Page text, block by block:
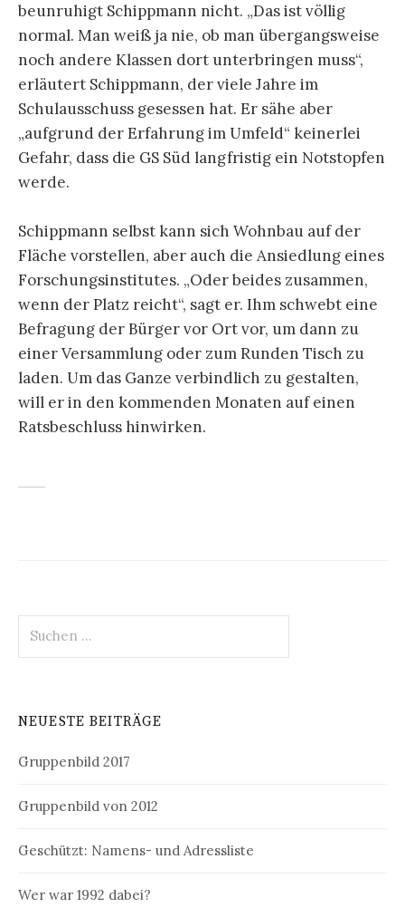
beunruhigt Schippmann nicht. „Das ist völlig
normal. Man weiß ja nie, ob man übergangsweise
noch andere Klassen dort unterbringen muss“,
erläutert Schippmann, der viele Jahre im
Schulausschuss gesessen hat. Er sähe aber
„aufgrund der Erfahrung im Umfeld“ keinerlei
Gefahr, dass die GS Süd langfristig ein Notstopfen
werde.
Schippmann selbst kann sich Wohnbau auf der
Fläche vorstellen, aber auch die Ansiedlung eines
Forschungsinstitutes. „Oder beides zusammen,
wenn der Platz reicht“, sagt er. Ihm schwebt eine
Befragung der Bürger vor Ort vor, um dann zu
einer Versammlung oder zum Runden Tisch zu
laden. Um das Ganze verbindlich zu gestalten,
will er in den kommenden Monaten auf einen
Ratsbeschluss hinwirken.
nach:
NEUESTE BEITRÄGE
Gruppenbild 2017
Gruppenbild von 2012
Geschützt: Namens- und Adressliste
Wer war 1992 dabei?